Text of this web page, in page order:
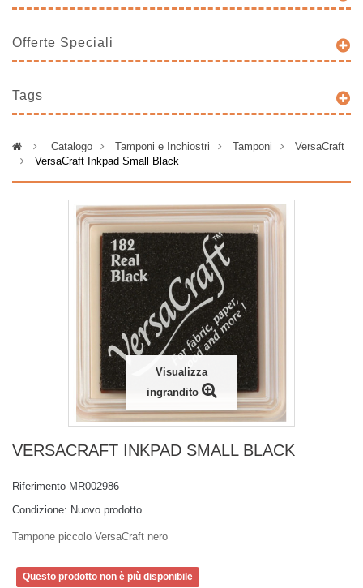
Offerte Speciali
Tags
> Catalogo > Tamponi e Inchiostri > Tamponi >
VersaCraft
>
VersaCraft Inkpad Small Black
Visualizza
ingrandito
VERSACRAFT INKPAD SMALL BLACK
Riferimento MR002986
Condizione: Nuovo prodotto
Tampone piccolo VersaCraft nero
Questo prodotto non è più disponibile